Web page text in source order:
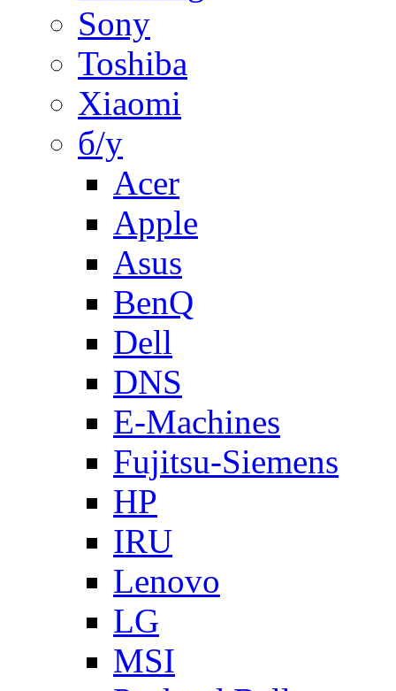
Sony
Toshiba
Xiaomi
б/у
Acer
Apple
Asus
BenQ
Dell
DNS
E-Machines
Fujitsu-Siemens
HP
IRU
Lenovo
LG
MSI